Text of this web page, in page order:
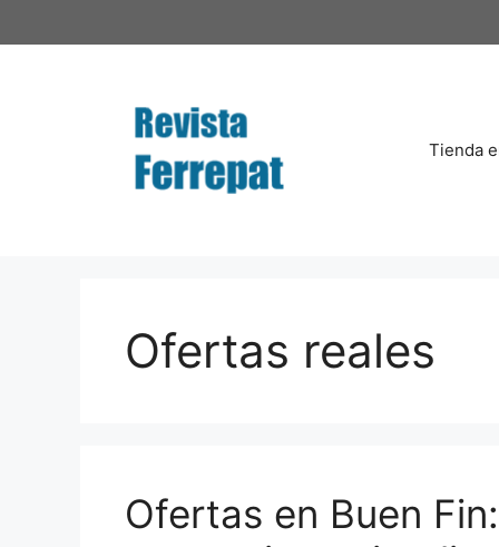
al
Tienda
Ofertas reales
Ofertas en Buen